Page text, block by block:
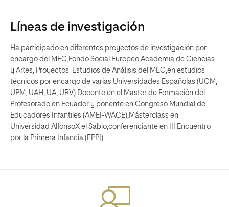
Líneas de investigación
Ha participado en diferentes proyectos de investigación por
encargo del MEC,Fondo Social Europeo,Academia de Ciencias
y Artes, Proyectos Estudios de Análisis del MEC,en estudios
técnicos por encargo de varias Universidades Españolas (UCM,
UPM, UAH, UA, URV).Docente en el Master de Formación del
Profesorado en Ecuador y ponente en Congreso Mundial de
Educadores Infantiles (AMEI-WACE),Másterclass en
Universidad AlfonsoX el Sabio,conferenciante en III Encuentro
por la Primera Infancia (EPPI)